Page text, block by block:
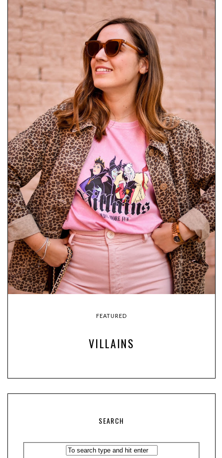
FEATURED
VILLAINS
SEARCH